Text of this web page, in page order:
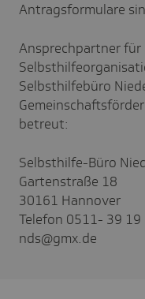
Antragsformulare
Ansprechpartner für
Selbsthilfebüro
betreut:
Selbsthilfe-Büro
Gartenstraße 18
30161 Hannover
Telefon 0511- 39
nds@gmx.de